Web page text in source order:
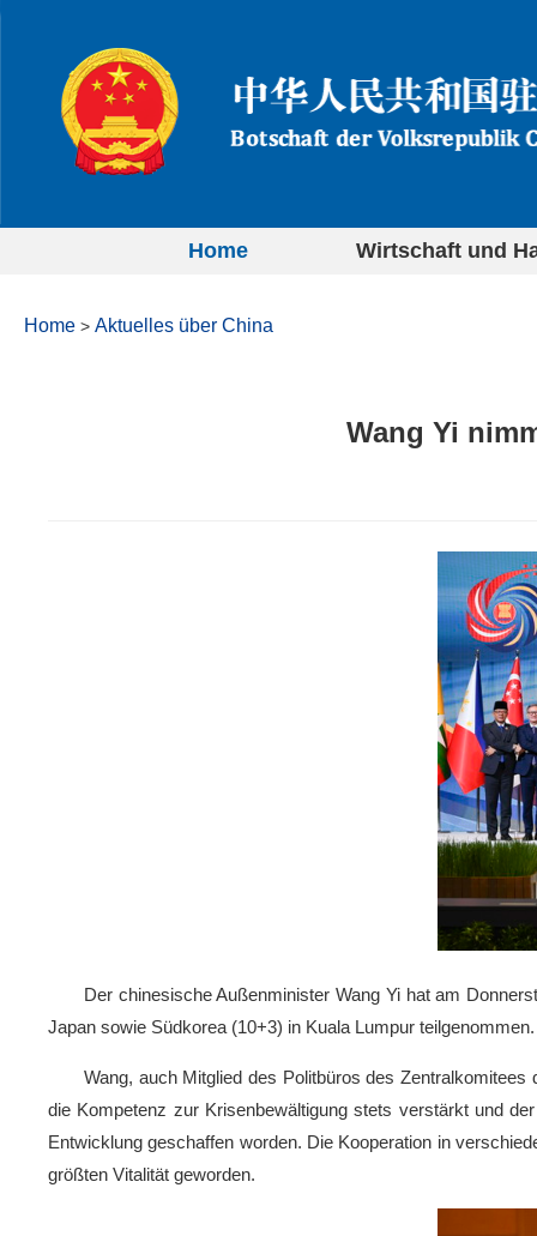
Home Wirtschaft und
Home > Aktuelles über China
Wang Yi
Der chinesische Außenminister Wang Yi hat am
Japan sowie Südkorea (10+3) in Kuala Lumpur teilgenommen.
Wang, auch Mitglied des Politbüros des
die Kompetenz zur Krisenbewältigung stets verstärkt und
Entwicklung geschaffen worden. Die Kooperation in
größten Vitalität geworden.